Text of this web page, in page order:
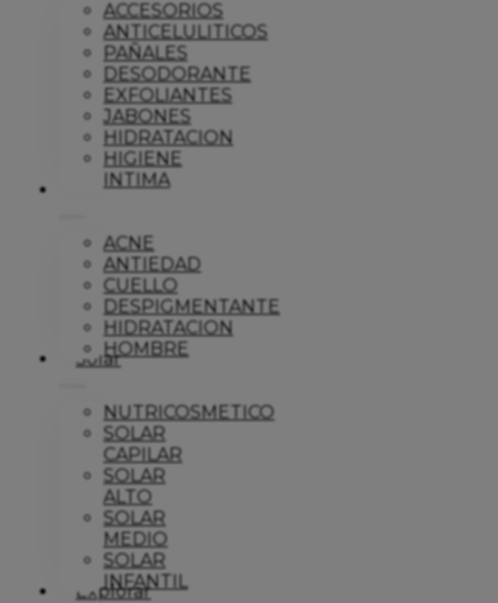
ACCESORIOS
ANTICELULITICOS
PAÑALES
DESODORANTE
EXFOLIANTES
JABONES
HIDRATACION
HIGIENE
INTIMA
Dermo
ACNE
ANTIEDAD
CUELLO
DESPIGMENTANTE
HIDRATACION
HOMBRE
Solar
NUTRICOSMETICO
SOLAR
CAPILAR
SOLAR
ALTO
SOLAR
MEDIO
SOLAR
INFANTIL
Explorar